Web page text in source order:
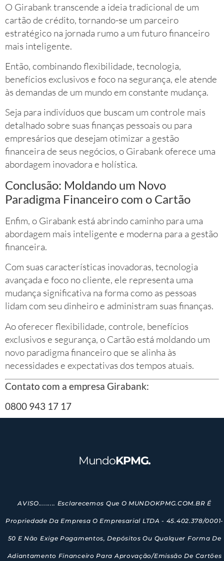
O Girabank transcende a ideia tradicional de um
cartão de crédito, tornando-se um parceiro
estratégico na jornada rumo a um futuro financeiro
mais inteligente.
Então, combinando flexibilidade, tecnologia,
benefícios exclusivos e foco na segurança, ele atende
às demandas de um mundo em constante mudança.
Seja para indivíduos que buscam um controle mais
detalhado sobre suas finanças pessoais ou para
empresários que desejam otimizar a gestão
financeira de seus negócios, o Girabank oferece uma
abordagem inovadora e holística.
Conclusão: Moldando um Novo
Paradigma Financeiro com o Cartão
Enfim, o Girabank está abrindo caminho para uma
abordagem mais inteligente e moderna para a gestão
financeira.
Com suas características inovadoras, tecnologia
avançada e foco no cliente, ele representa uma
mudança significativa na forma como as pessoas
lidam com seu dinheiro e administram suas finanças.
Ao oferecer flexibilidade, controle, benefícios
exclusivos e segurança, o Cartão está moldando um
novo paradigma financeiro que se alinha às
necessidades e expectativas dos tempos atuais.
Contato com a empresa Girabank:
0800 943 17 17
MundoKPMG.
AVISO......... Esclarecemos Que O MUNDOKPMG.COM.BR É
Propriedade Da Empresa O Empresarial LTDA - 45.402.378/0001-
50 E Não Exige Pagamentos, Depósitos Ou Qualquer Forma De
Adiantamento Financeiro Para Aprovação/emissão De Cartões